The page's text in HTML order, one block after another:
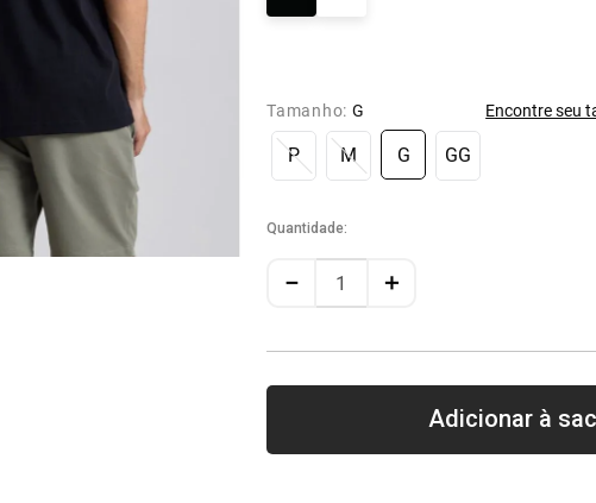
Tamanho: G
P M G GG
Encontre seu
Quantidade
＋
－